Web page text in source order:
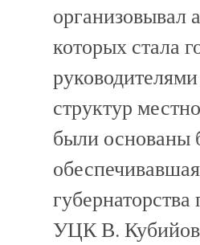
организовывал
которых стала
структур
были основаны
УЦК В.